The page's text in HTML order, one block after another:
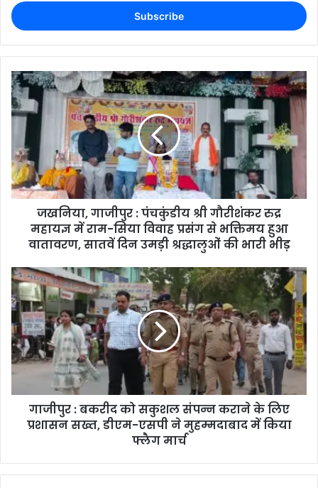
जखनिया, गाजीपुर : पंचकुंडीय श्री गौरीशंकर रुद्र
महायज्ञ में राम-सिया विवाह प्रसंग से भक्तिमय हुआ
वातावरण, सातवें दिन उमड़ी श्रद्धालुओं की भारी भीड़
गाजीपुर : बकरीद को सकुशल संपन्न कराने के लिए
प्रशासन सख्त, डीएम-एसपी ने मुहम्मदाबाद में किया
फ्लैग मार्च